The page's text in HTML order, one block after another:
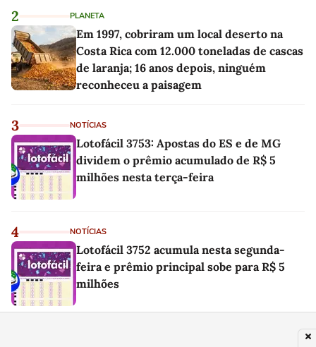
2 PLANETA
Em 1997, cobriram um local deserto na
Costa Rica com 12.000 toneladas de cascas
de laranja; 16 anos depois, ninguém
reconheceu a paisagem
3 NOTÍCIAS
Lotofácil 3753: Apostas do ES e de MG
dividem o prêmio acumulado de R$ 5
milhões nesta terça-feira
4 NOTÍCIAS
Lotofácil 3752 acumula nesta segunda-
feira e prêmio principal sobe para R$ 5
milhões